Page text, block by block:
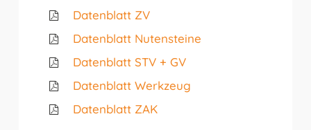
Datenblatt ZV
Datenblatt Nutensteine
Datenblatt STV + GV
Datenblatt Werkzeug
Datenblatt ZAK